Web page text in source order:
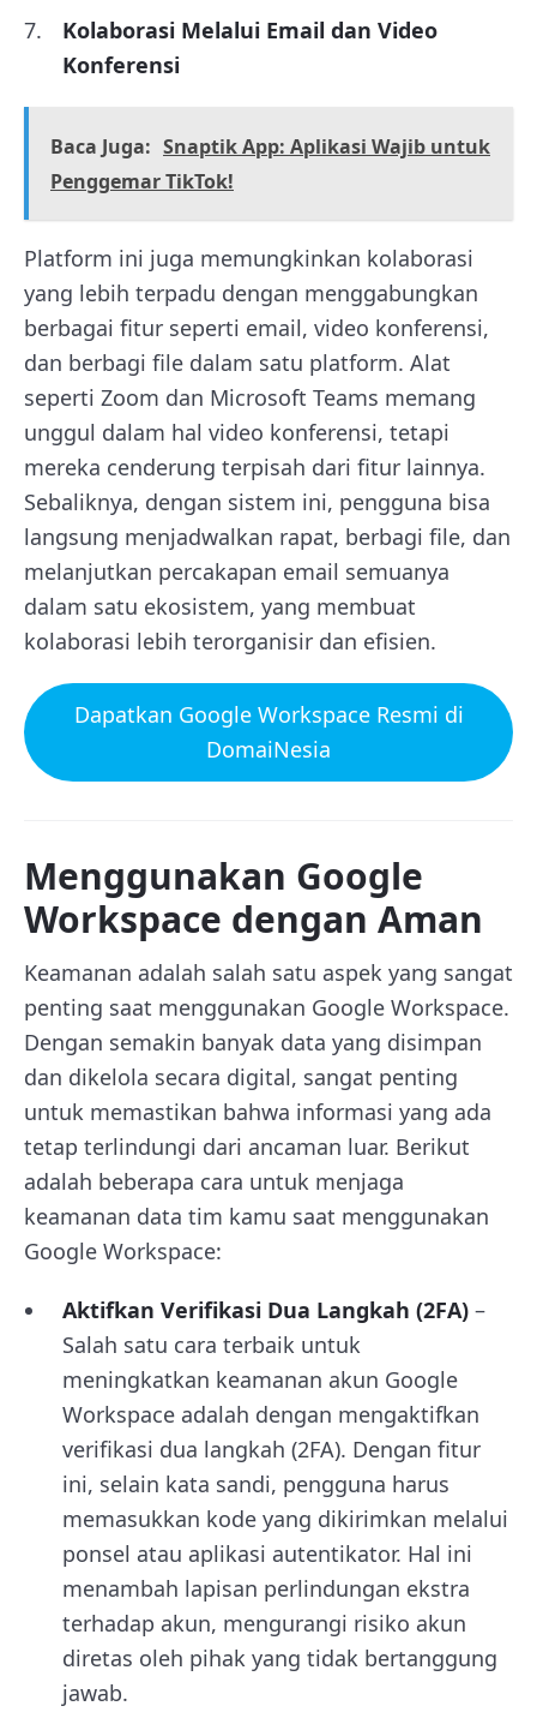
Kolaborasi Melalui Email dan Video
Konferensi
Baca Juga: Snaptik App: Aplikasi Wajib untuk
Penggemar TikTok!
Platform ini juga memungkinkan kolaborasi
yang lebih terpadu dengan menggabungkan
berbagai fitur seperti email, video konferensi,
dan berbagi file dalam satu platform. Alat
seperti Zoom dan Microsoft Teams memang
unggul dalam hal video konferensi, tetapi
mereka cenderung terpisah dari fitur lainnya.
Sebaliknya, dengan sistem ini, pengguna bisa
langsung menjadwalkan rapat, berbagi file, dan
melanjutkan percakapan email semuanya
dalam satu ekosistem, yang membuat
kolaborasi lebih terorganisir dan efisien.
Dapatkan Google Workspace Resmi di
DomaiNesia
Menggunakan Google
Workspace dengan Aman
Keamanan adalah salah satu aspek yang sangat
penting saat menggunakan Google Workspace.
Dengan semakin banyak data yang disimpan
dan dikelola secara digital, sangat penting
untuk memastikan bahwa informasi yang ada
tetap terlindungi dari ancaman luar. Berikut
adalah beberapa cara untuk menjaga
keamanan data tim kamu saat menggunakan
Google Workspace:
Aktifkan Verifikasi Dua Langkah (2FA) –
Salah satu cara terbaik untuk
meningkatkan keamanan akun Google
Workspace adalah dengan mengaktifkan
verifikasi dua langkah (2FA). Dengan fitur
ini, selain kata sandi, pengguna harus
memasukkan kode yang dikirimkan melalui
ponsel atau aplikasi autentikator. Hal ini
menambah lapisan perlindungan ekstra
terhadap akun, mengurangi risiko akun
diretas oleh pihak yang tidak bertanggung
jawab.